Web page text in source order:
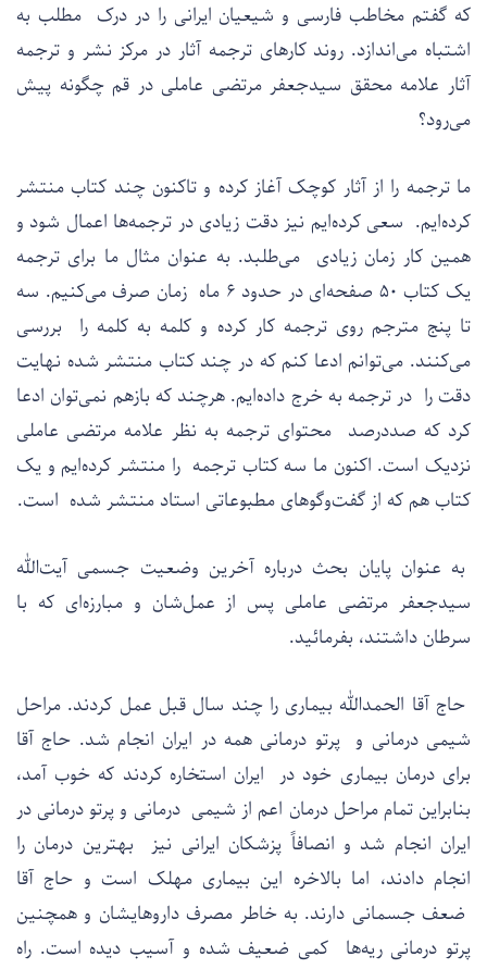
که گفتم مخاطب فارسی و شیعیان ایرانی را در درک مطلب به
اشتباه می‌اندازد. روند کارهای ترجمه آثار در مرکز نشر و ترجمه
آثار علامه محقق سیدجعفر مرتضی عاملی در قم چگونه پیش
می‌رود؟
ما ترجمه را از آثار کوچک آغاز کرده و تاکنون چند کتاب منتشر
کرده‌ایم. سعی کرده‌ایم نیز دقت زیادی در ترجمه‌ها اعمال شود و
همین کار زمان زیادی می‌طلبد. به عنوان مثال ما برای ترجمه
یک کتاب ۵۰ صفحه‌ای در حدود ۶ ماه زمان صرف می‌کنیم. سه
تا پنج مترجم روی ترجمه کار کرده و کلمه به کلمه را بررسی
می‌کنند. می‌توانم ادعا کنم که در چند کتاب منتشر شده نهایت
دقت را در ترجمه به خرج داده‌ایم. هرچند که بازهم نمی‌توان ادعا
کرد که صددرصد محتوای ترجمه به نظر علامه مرتضی عاملی
نزدیک است. اکنون ما سه کتاب ترجمه را منتشر کرده‌ایم و یک
کتاب هم که از گفت‌وگوهای مطبوعاتی استاد منتشر شده است.
به عنوان پایان بحث درباره آخرین وضعیت جسمی آیت‌الله
سیدجعفر مرتضی عاملی پس از عمل‌شان و مبارزه‌ای که با
سرطان داشتند، بفرمائید.
حاج آقا الحمدالله بیماری را چند سال قبل عمل کردند. مراحل
شیمی درمانی و پرتو درمانی همه در ایران انجام شد. حاج آقا
برای درمان بیماری خود در ایران استخاره کردند که خوب آمد،
بنابراین تمام مراحل درمان اعم از شیمی درمانی و پرتو درمانی در
ایران انجام شد و انصافاً پزشکان ایرانی نیز بهترین درمان را
انجام دادند، اما بالاخره این بیماری مهلک است و حاج آقا
ضعف جسمانی دارند. به خاطر مصرف داروهایشان و همچنین
پرتو درمانی ریه‌ها کمی ضعیف شده و آسیب دیده است. راه